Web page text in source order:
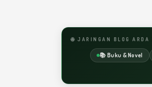
🌐 JARINGAN BLOG ARDA
📚 Buku & Novel